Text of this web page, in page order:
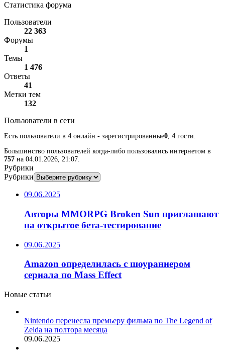
Статистика форума
Пользователи
22 363
Форумы
1
Темы
1 476
Ответы
41
Метки тем
132
Пользователи в сети
Есть пользователи в 4 онлайн - зарегистрированные0, 4 гости.
Большинство пользователей когда-либо пользовались интернетом в
757 на 04.01.2026, 21:07.
Рубрики
Рубрики
09.06.2025
Авторы MMORPG Broken Sun приглашают
на открытое бета-тестирование
09.06.2025
Amazon определилась с шоураннером
сериала по Mass Effect
Новые статьи
Nintendo перенесла премьеру фильма по The Legend of
Zelda на полтора месяца
09.06.2025